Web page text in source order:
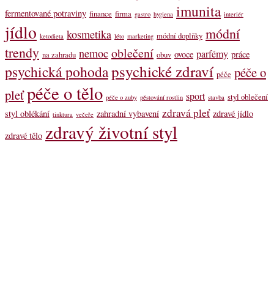
fermentované potraviny finance firma gastro hygiena imunita interiér
jídlo ketodieta kosmetika léto marketing módní doplňky módní
trendy na zahradu nemoc oblečení obuv ovoce parfémy práce
psychická pohodapsychické zdraví péče péče o
pleťpéče o tělo péče o zuby pěstování rostlin sport stavba styl oblečení
styl oblékání tinktura večeře zahradní vybavení zdravá pleť zdravé jídlo
zdravé tělo zdravý životní styl